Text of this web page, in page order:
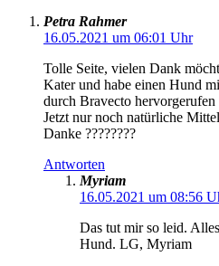
Petra Rahmer
16.05.2021 um 06:01 Uhr
Tolle Seite, vielen Dank
Kater und habe einen Hund
durch Bravecto hervorgerufen
Jetzt nur noch natürliche
Danke ????????
Antworten
Myriam
16.05.2021 um 08:56
Das tut mir so leid.
Hund. LG, Myriam